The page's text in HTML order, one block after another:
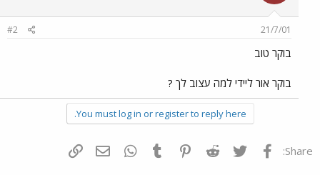
21/7/01
#2
בוקר טוב
בוקר אור ליידי למה עצוב לך ?
You must log in or register to reply here.
Share: פייסבוק Twitter
Reddit
Pinterest
Tumblr
WhatsAppדואר אלקטרוני